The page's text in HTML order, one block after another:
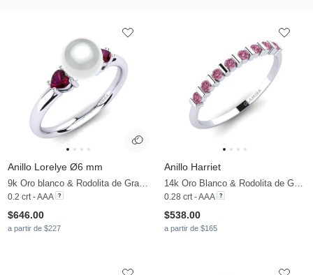
Anillo Lorelye Ø6 mm
0.2 crt - AAA
$646.00
a partir de $227
Anillo Harriet
0.28 crt - AAA
$538.00
a partir de $165